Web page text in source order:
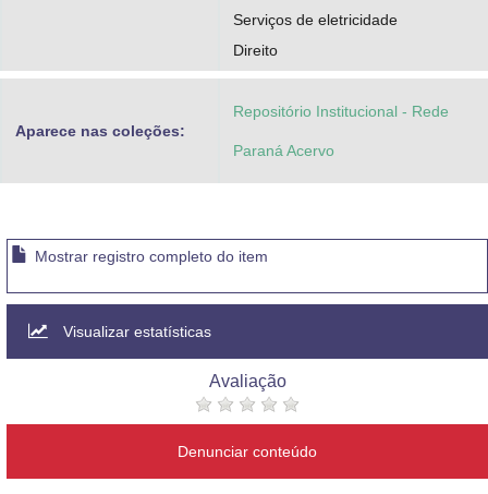
Serviços de eletricidade
Direito
Aparece nas coleções:
Repositório Institucional - Rede
Paraná Acervo
Mostrar registro completo do item
Visualizar estatísticas
Avaliação
Denunciar conteúdo